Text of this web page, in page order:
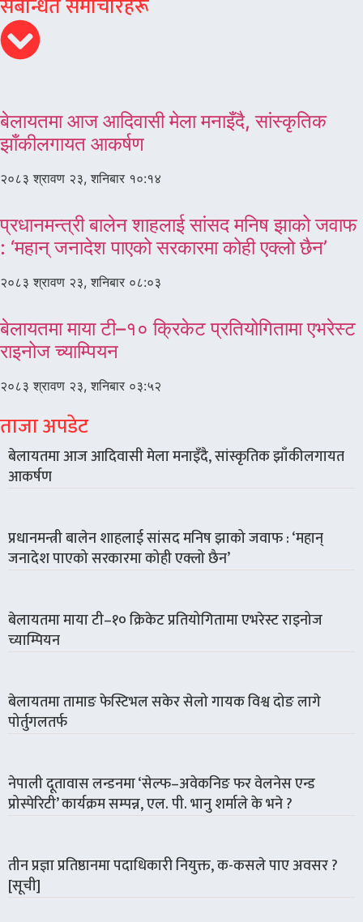
संबन्धित समाचारहरू
बेलायतमा आज आदिवासी मेला मनाइँदै, सांस्कृतिक
झाँकीलगायत आकर्षण
२०८३ श्रावण २३, शनिबार १०:१४
प्रधानमन्त्री बालेन शाहलाई सांसद मनिष झाको जवाफ
: ‘महान् जनादेश पाएको सरकारमा कोही एक्लो छैन’
२०८३ श्रावण २३, शनिबार ०८:०३
बेलायतमा माया टी–१० क्रिकेट प्रतियोगितामा एभरेस्ट
राइनोज च्याम्पियन
२०८३ श्रावण २३, शनिबार ०३:५२
ताजा अपडेट
बेलायतमा आज आदिवासी मेला मनाइँदै, सांस्कृतिक झाँकीलगायत
आकर्षण
प्रधानमन्त्री बालेन शाहलाई सांसद मनिष झाको जवाफ : ‘महान्
जनादेश पाएको सरकारमा कोही एक्लो छैन’
बेलायतमा माया टी–१० क्रिकेट प्रतियोगितामा एभरेस्ट राइनोज
च्याम्पियन
बेलायतमा तामाङ फेस्टिभल सकेर सेलो गायक विश्व दोङ लागे
पोर्तुगलतर्फ
नेपाली दूतावास लन्डनमा ‘सेल्फ–अवेकनिङ फर वेलनेस एन्ड
प्रोस्पेरिटी’ कार्यक्रम सम्पन्न, एल. पी. भानु शर्माले के भने ?
तीन प्रज्ञा प्रतिष्ठानमा पदाधिकारी नियुक्त, क-कसले पाए अवसर ?
[सूची]